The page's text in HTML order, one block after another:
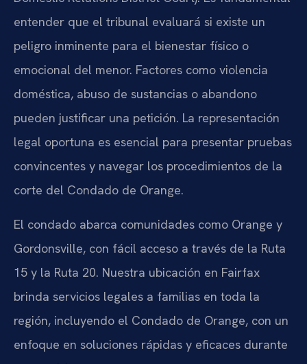
entender que el tribunal evaluará si existe un
peligro inminente para el bienestar físico o
emocional del menor. Factores como violencia
doméstica, abuso de sustancias o abandono
pueden justificar una petición. La representación
legal oportuna es esencial para presentar pruebas
convincentes y navegar los procedimientos de la
corte del Condado de Orange.
El condado abarca comunidades como Orange y
Gordonsville, con fácil acceso a través de la Ruta
15 y la Ruta 20. Nuestra ubicación en Fairfax
brinda servicios legales a familias en toda la
región, incluyendo el Condado de Orange, con un
enfoque en soluciones rápidas y eficaces durante